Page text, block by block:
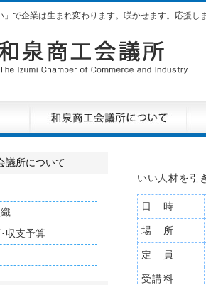
」で企業は生まれ変わります。咲かせます。応援し
いい人材を引
日 時
場 所
定 員
受講料
議所について
収支予算